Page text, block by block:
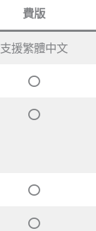
費版
支援繁體中文
⭕️
⭕️
⭕️
⭕️